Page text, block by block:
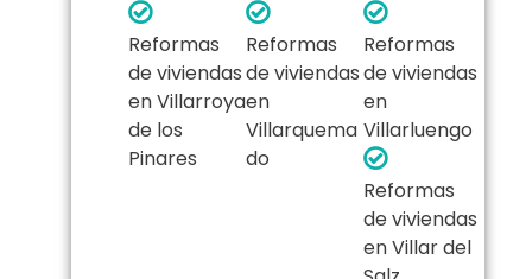
Reformas
de viviendas
en Villarroya
de los
Pinares
Reformas
de viviendas
en
Villarquema
do
Reformas
de viviendas
en
Villarluengo
Reformas
de viviendas
en Villar del